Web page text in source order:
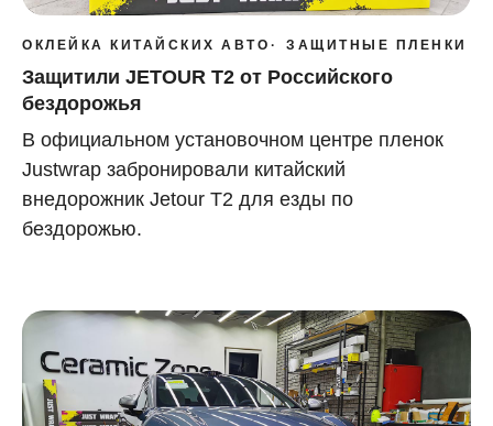
ОКЛЕЙКА КИТАЙСКИХ АВТО ЗАЩИТНЫЕ ПЛЕНКИ
Защитили JETOUR Т2 от Российского
бездорожья
В официальном установочном центре пленок
Justwrap забронировали китайский
внедорожник Jetour Т2 для езды по
бездорожью.